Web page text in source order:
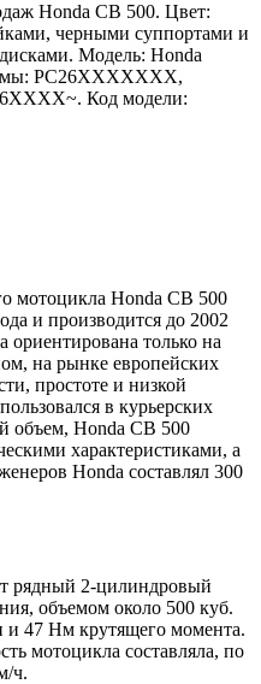
Honda CB 500. Цвет:
черными суппортами и
Модель: Honda
PC26XXXXXXX,
Код модели:
мотоцикла Honda CB 500
и производится до 2002
только на
на рынке европейских
простоте и низкой
в курьерских
объем, Honda CB 500
характеристиками, а
Honda составлял 300
рядный 2-цилиндровый
объемом около 500 куб.
47 Нм крутящего момента.
мотоцикла составляла, по
ч.